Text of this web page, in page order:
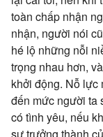
toàn chấp nhận
nhận, người nói
hé lộ những nỗi
trọng nhau hơn,
khởi động. Nỗ lực
đến mức người ta
có tình yêu, nếu
sự trưởng thành